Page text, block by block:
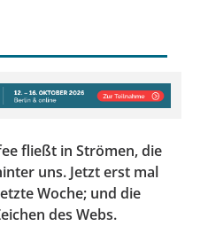
fließt in Strömen, die
uns. Jetzt erst mal
Woche; und die
des Webs.